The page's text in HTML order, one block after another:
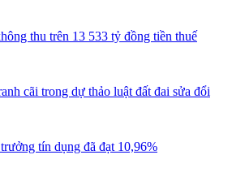
thu trên 13 533 tỷ đồng tiền thuế
cãi trong dự thảo luật đất đai sửa đổi
tín dụng đã đạt 10,96%